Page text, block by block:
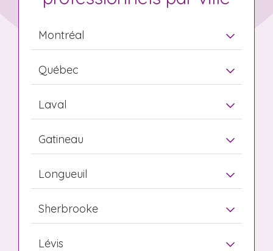
Montréal
Québec
Laval
Gatineau
Longueuil
Sherbrooke
Lévis